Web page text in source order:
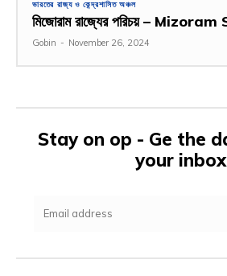
ভারতের রাজ্য ও কেন্দ্রশাসিত অঞ্চল
মিজোরাম রাজ্যের পরিচয় –
Gobin - November 26, 2024
Stay on op - Ge the
your inbox